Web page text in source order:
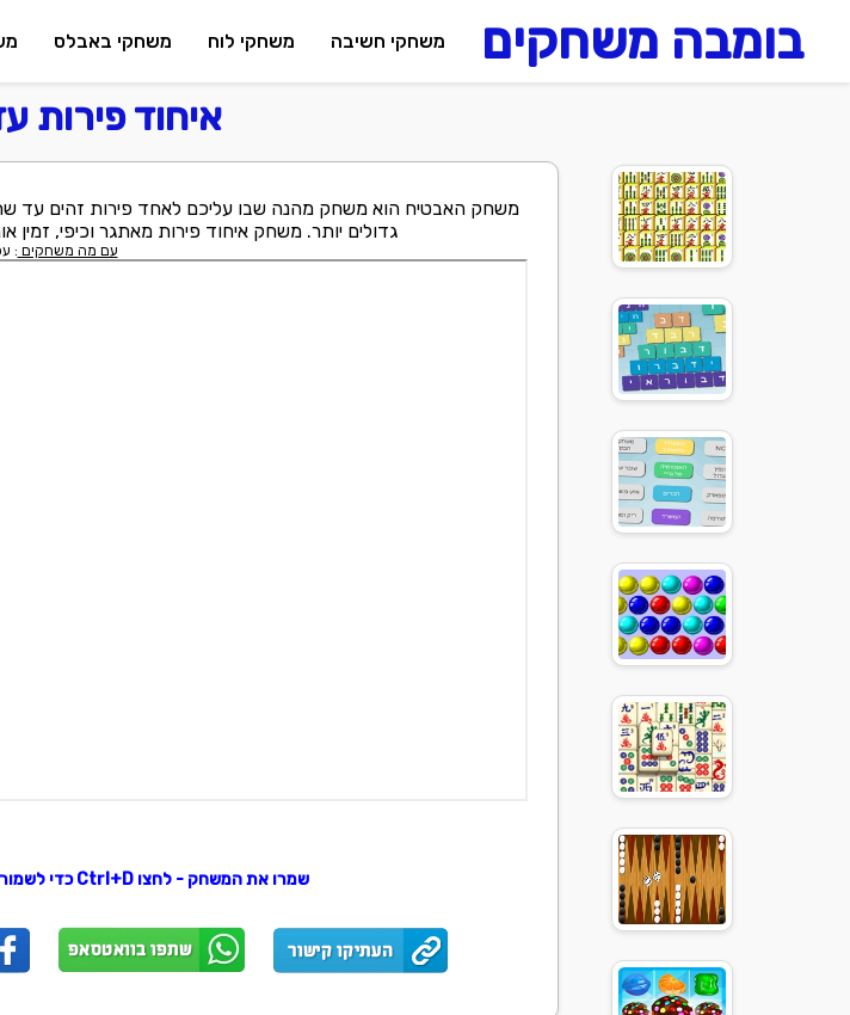
בומבה משחקים משחקי חשיבה משחקי לוח משחקי באבלס
איחוד פירות
משחק האבטיח הוא משחק מהנה שבו עליכם לאחד פירות זהים עד
גדולים יותר. משחק איחוד פירות מאתגר וכיפי, זמין
עם מה משחקים :
שמרו את המשחק - לחצו Ctrl+D כדי לשמור במועדפים או שתפו עם חברים